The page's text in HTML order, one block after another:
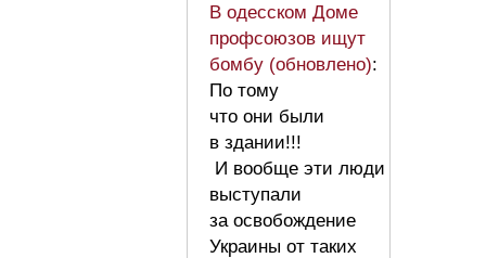
В одесском Доме
профсоюзов ищут
бомбу (обновлено):
По тому
что они были
в здании!!!
И вообще эти люди
выступали
за освобождение
Украины от таких